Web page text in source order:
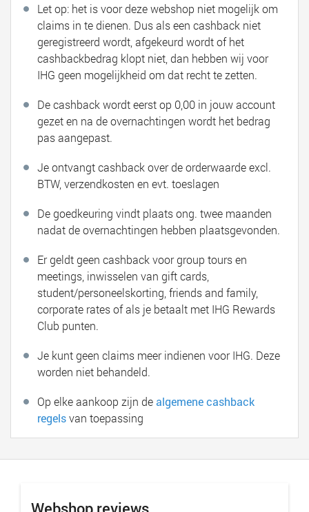
Let op: het is voor deze webshop niet mogelijk om
claims in te dienen. Dus als een cashback niet
geregistreerd wordt, afgekeurd wordt of het
cashbackbedrag klopt niet, dan hebben wij voor
IHG geen mogelijkheid om dat recht te zetten.
De cashback wordt eerst op 0,00 in jouw account
gezet en na de overnachtingen wordt het bedrag
pas aangepast.
Je ontvangt cashback over de orderwaarde excl.
BTW, verzendkosten en evt. toeslagen
De goedkeuring vindt plaats ong. twee maanden
nadat de overnachtingen hebben plaatsgevonden.
Er geldt geen cashback voor group tours en
meetings, inwisselen van gift cards,
student/personeelskorting, friends and family,
corporate rates of als je betaalt met IHG Rewards
Club punten.
Je kunt geen claims meer indienen voor IHG. Deze
worden niet behandeld.
Op elke aankoop zijn dealgemene cashback
regelsvan toepassing